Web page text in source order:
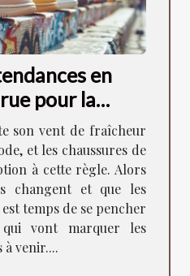
en
pour la
son vent de fraîcheur
et les chaussures de
à cette règle. Alors
changent et que les
temps de se pencher
vont marquer les
venir....